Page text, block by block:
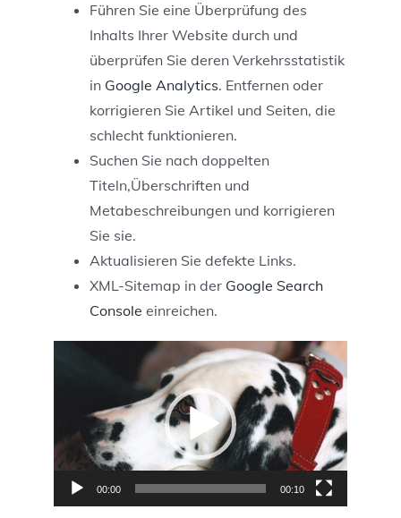
Führen Sie eine Überprüfung des
Inhalts Ihrer Website durch und
überprüfen Sie deren Verkehrsstatistik
in Google Analytics. Entfernen oder
korrigieren Sie Artikel und Seiten, die
schlecht funktionieren.
Suchen Sie nach doppelten
Titeln,Überschriften und
Metabeschreibungen und korrigieren
Sie sie.
Aktualisieren Sie defekte Links.
XML-Sitemap in der Google Search
Console einreichen.
00:00 00:10